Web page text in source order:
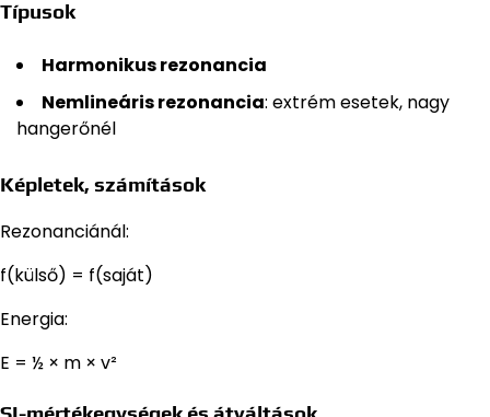
Típusok
Harmonikus rezonancia
Nemlineáris rezonancia: extrém esetek, nagy
hangerőnél
Képletek, számítások
Rezonanciánál:
f(külső) = f(saját)
Energia:
E = ½ × m × v²